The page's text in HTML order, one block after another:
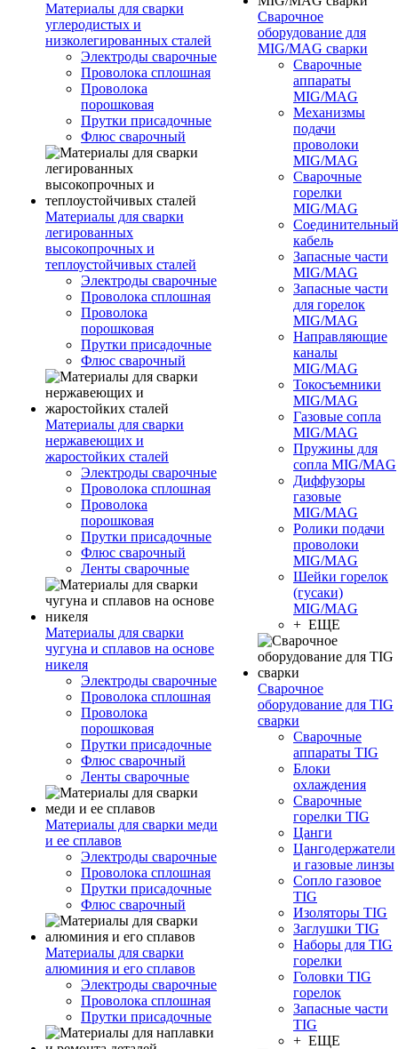
Материалы для сварки
углеродистых и
низколегированных сталей
Электроды сварочные
Проволока сплошная
Проволока
порошковая
Прутки присадочные
Флюс сварочный
Материалы для сварки
легированных
высокопрочных и
теплоустойчивых сталей
Электроды сварочные
Проволока сплошная
Проволока
порошковая
Прутки присадочные
Флюс сварочный
Материалы для сварки
нержавеющих и
жаростойких сталей
Электроды сварочные
Проволока сплошная
Проволока
порошковая
Прутки присадочные
Флюс сварочный
Ленты сварочные
Материалы для сварки
чугуна и сплавов на основе
никеля
Электроды сварочные
Проволока сплошная
Проволока
порошковая
Прутки присадочные
Флюс сварочный
Ленты сварочные
Материалы для сварки меди
и ее сплавов
Электроды сварочные
Проволока сплошная
Прутки присадочные
Флюс сварочный
Материалы для сварки
алюминия и его сплавов
Электроды сварочные
Проволока сплошная
Прутки присадочные
Сварочное
оборудование для
MIG/MAG сварки
Сварочные
аппараты
MIG/MAG
Механизмы
подачи
проволоки
MIG/MAG
Сварочные
горелки
MIG/MAG
Соединительный
кабель
Запасные части
MIG/MAG
Запасные части
для горелок
MIG/MAG
Направляющие
каналы
MIG/MAG
Токосъемники
MIG/MAG
Газовые сопла
MIG/MAG
Пружины для
сопла MIG/MAG
Диффузоры
газовые
MIG/MAG
Ролики подачи
проволоки
MIG/MAG
Шейки горелок
(гусаки)
MIG/MAG
+ ЕЩЕ
Сварочное
оборудование для TIG
сварки
Сварочные
аппараты TIG
Блоки
охлаждения
Сварочные
горелки TIG
Цанги
Цангодержатели
и газовые линзы
Сопло газовое
TIG
Изоляторы TIG
Заглушки TIG
Наборы для TIG
горелки
Головки TIG
горелок
Запасные части
TIG
+ ЕЩЕ